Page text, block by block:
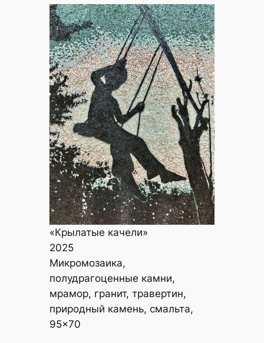
«Крылатые качели»
2025
Микромозаика,
полудрагоценные камни,
мрамор, гранит, травертин,
природный камень, смальта,
95×70